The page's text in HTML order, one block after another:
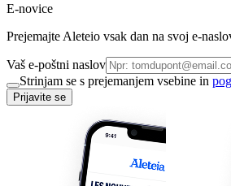
E-novice
Prejemajte Aleteio vsak dan na svoj e-
Vaš e-poštni naslov
Strinjam se s prejemanjem vsebine in
Prijavite se